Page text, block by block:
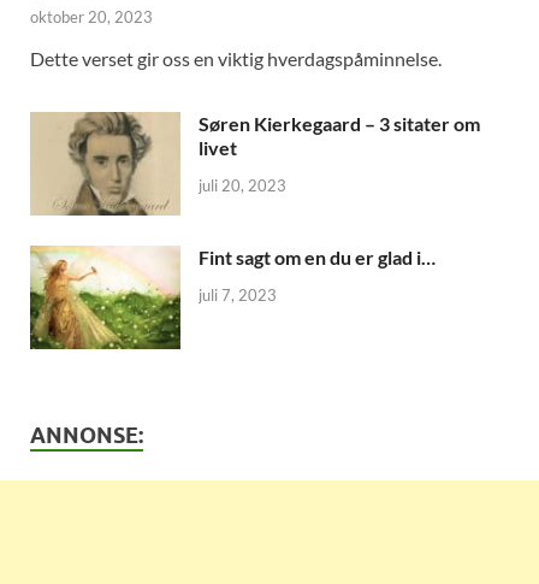
oktober 20, 2023
Dette verset gir oss en viktig hverdagspåminnelse.
Søren Kierkegaard – 3 sitater om
livet
juli 20, 2023
Fint sagt om en du er glad i…
juli 7, 2023
ANNONSE: